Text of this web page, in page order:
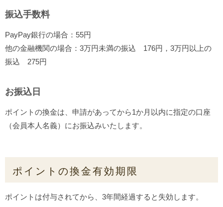
振込手数料
PayPay銀行の場合：55円
他の金融機関の場合：3万円未満の振込 176円，3万円以上の
振込 275円
お振込日
ポイントの換金は、申請があってから1か月以内に指定の口座
（会員本人名義）にお振込みいたします。
ポイントの換金有効期限
ポイントは付与されてから、 3年間経過すると失効します。